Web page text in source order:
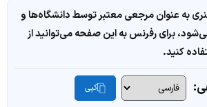
به عنوان مرجعی معتبر توسط دانشگاه‌ها و
برای رفرنس به این صفحه می‌توانید از
کنید.
کپی